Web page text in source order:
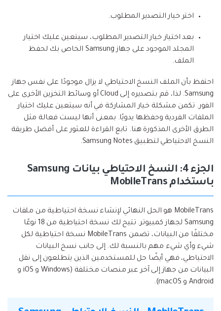
اختر خيار التصدير المطلوب.
بعد اختيار خيار التصدير المطلوب، سيتعين عليك اختيار
المجلد الموجود على جهاز Samsung الخاص بك لحفظ
الملف.
احتفظ بأن الملف النسخ الاحتياطي لا يزال موجودًا على نفس جهاز
Samsung. لذا، قم بتصديره إلى Cloud أو وسائط التخزين الأخرى على
الفور. تكمن مشكلة خيار المشاركة في أنه سيتعين عليك اختيار
الملفات الفردية وحفظها يدويًا. بمعنى أنها ليست فعالة مثل
الطرق الأخرى المذكورة هنا. تابع القراءة للعثور على أفضل طريقة
النسخ الاحتياطي لتطبيق Samsung Notes.
الجزء 4: النسخ الاحتياطي بيانات Samsung
باستخدام MobileTrans
MobileTrans هو الحل النهائي لإنشاء نسخة احتياطية من ملفات
Samsung لجهاز كمبيوتر. تتيح لك نسخة احتياطية من 18 نوعًا
مختلفًا من البيانات، تضمن MobileTrans نسخة احتياطية لكل
شيء وأي شيء مهم بالنسبة لك. إلى جانب نسخ البيانات
الاحتياطي، فهي أيضًا حل للمستخدمين الذين يتطلعون إلى نقل
البيانات من جهاز إلى آخر عبر منصات مختلفة (Windows و iOS و
Android و macOS).